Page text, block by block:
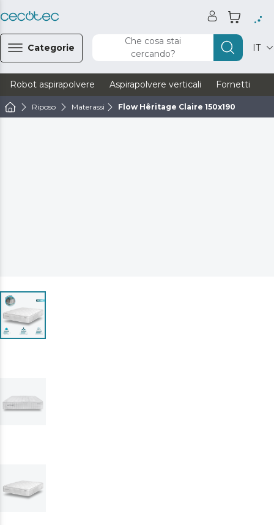
Categorie
Che cosa stai
cercando?
IT
Robot aspirapolvere Aspirapolvere verticali Fornetti
Riposo Materassi Flow Hêritage Claire 150x190